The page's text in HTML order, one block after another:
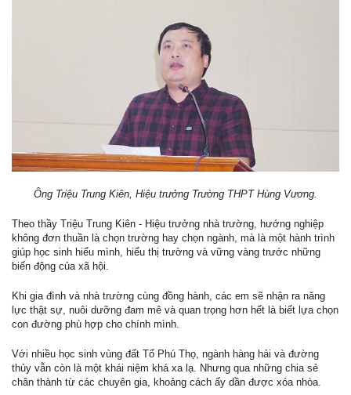
Ông Triệu Trung Kiên, Hiệu trưởng Trường THPT Hùng Vương.
Theo thầy Triệu Trung Kiên - Hiệu trưởng nhà trường, hướng nghiệp
không đơn thuần là chọn trường hay chọn ngành, mà là một hành trình
giúp học sinh hiểu mình, hiểu thị trường và vững vàng trước những
biến động của xã hội.
Khi gia đình và nhà trường cùng đồng hành, các em sẽ nhận ra năng
lực thật sự, nuôi dưỡng đam mê và quan trọng hơn hết là biết lựa chọn
con đường phù hợp cho chính mình.
Với nhiều học sinh vùng đất Tổ Phú Thọ, ngành hàng hải và đường
thủy vẫn còn là một khái niệm khá xa lạ. Nhưng qua những chia sẻ
chân thành từ các chuyên gia, khoảng cách ấy dần được xóa nhòa.